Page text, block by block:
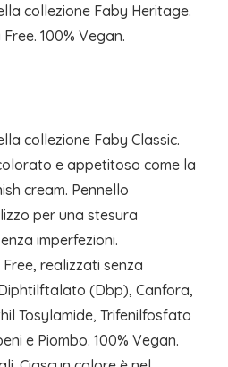
collezione Faby Heritage.
100% Vegan.
collezione Faby Classic.
e appetitoso come la
cream. Pennello
per una stesura
imperfezioni.
realizzati senza
(Dbp), Canfora,
Tosylamide, Trifenilfosfato
e Piombo. 100% Vegan.